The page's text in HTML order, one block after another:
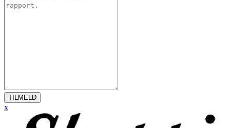
TILMELD
x